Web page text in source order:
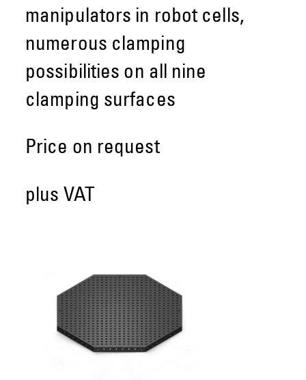
manipulators in robot cells,
numerous clamping
possibilities on all nine
clamping surfaces
Price on request
plus VAT